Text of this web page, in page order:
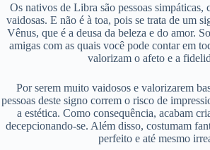
Os nativos de Libra são pessoas simpáticas,
vaidosas. E não é à toa, pois se trata de um
Vênus, que é a deusa da beleza e do amor.
amigas com as quais você pode contar em
valorizam o afeto e a
Por serem muito vaidosos e valorizarem
pessoas deste signo correm o risco de
a estética. Como consequência, acabam
decepcionando-se. Além disso, costumam
perfeito e até mesmo